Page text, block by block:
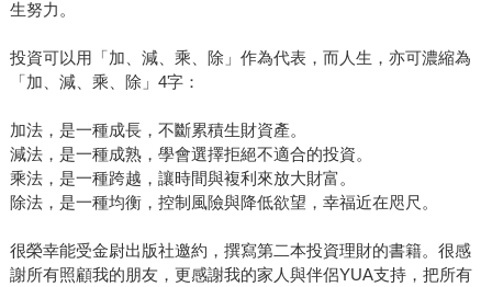
生努力。
投資可以用「加、減、乘、除」作為代表，而人生，亦可濃縮為
「加、減、乘、除」4字：
加法，是一種成長，不斷累積生財資產。
減法，是一種成熟，學會選擇拒絕不適合的投資。
乘法，是一種跨越，讓時間與複利來放大財富。
除法，是一種均衡，控制風險與降低欲望，幸福近在咫尺。
很榮幸能受金尉出版社邀約，撰寫第二本投資理財的書籍。很感
謝所有照顧我的朋友，更感謝我的家人與伴侶YUA支持，把所有